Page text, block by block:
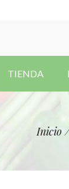
TIENDA
Inicio